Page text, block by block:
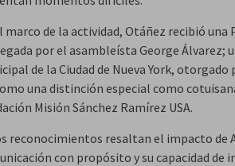
marco de la actividad, Otáñez recibió una
por el asambleísta George Álvarez;
de la Ciudad de Nueva York,
una distinción especial como
Misión Sánchez Ramírez USA.
reconocimientos resaltan el impacto de
con propósito y su capacidad de